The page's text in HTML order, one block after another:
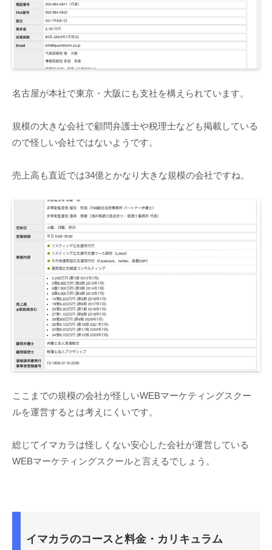
名古屋が本社で東京・大阪にも支社を構えられています。
規模の大きな会社で顧問弁護士や税理士なども掲載している
ので怪しい会社ではないようです。
売上高も直近では34億とかなり大きな規模の会社ですね。
ここまでの規模の会社が怪しいWEBマーケティングスクー
ルを運営するとは考えにくいです。
総じてイマカラは怪しくない安心した会社が運営している
WEBマーケティングスクールと言えるでしょう。
イマカラのコースと料金・カリキュラム